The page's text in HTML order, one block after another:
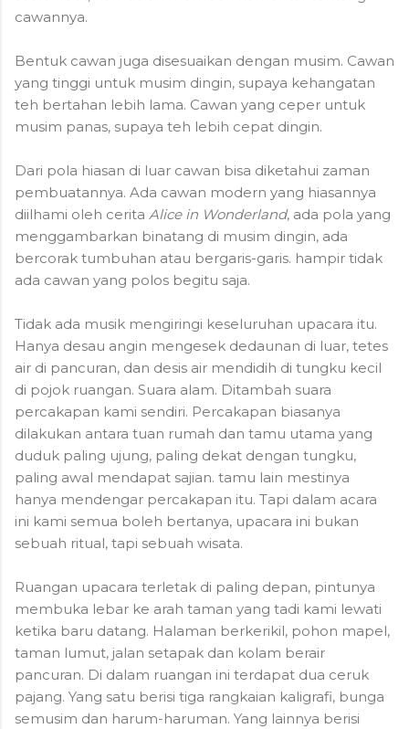
cawannya.
Bentuk cawan juga disesuaikan dengan musim. Cawan
yang tinggi untuk musim dingin, supaya kehangatan
teh bertahan lebih lama. Cawan yang ceper untuk
musim panas, supaya teh lebih cepat dingin.
Dari pola hiasan di luar cawan bisa diketahui zaman
pembuatannya. Ada cawan modern yang hiasannya
diilhami oleh cerita Alice in Wonderland, ada pola yang
menggambarkan binatang di musim dingin, ada
bercorak tumbuhan atau bergaris-garis. hampir tidak
ada cawan yang polos begitu saja.
Tidak ada musik mengiringi keseluruhan upacara itu.
Hanya desau angin mengesek dedaunan di luar, tetes
air di pancuran, dan desis air mendidih di tungku kecil
di pojok ruangan. Suara alam. Ditambah suara
percakapan kami sendiri. Percakapan biasanya
dilakukan antara tuan rumah dan tamu utama yang
duduk paling ujung, paling dekat dengan tungku,
paling awal mendapat sajian. tamu lain mestinya
hanya mendengar percakapan itu. Tapi dalam acara
ini kami semua boleh bertanya, upacara ini bukan
sebuah ritual, tapi sebuah wisata.
Ruangan upacara terletak di paling depan, pintunya
membuka lebar ke arah taman yang tadi kami lewati
ketika baru datang. Halaman berkerikil, pohon mapel,
taman lumut, jalan setapak dan kolam berair
pancuran. Di dalam ruangan ini terdapat dua ceruk
pajang. Yang satu berisi tiga rangkaian kaligrafi, bunga
semusim dan harum-haruman. Yang lainnya berisi